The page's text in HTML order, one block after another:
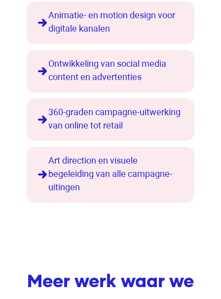
Animatie- en motion design voor
digitale kanalen
Ontwikkeling van social media
content en advertenties
360-graden campagne-uitwerking
van online tot retail
Art direction en visuele
begeleiding van alle campagne-
uitingen
Meer werk waar we